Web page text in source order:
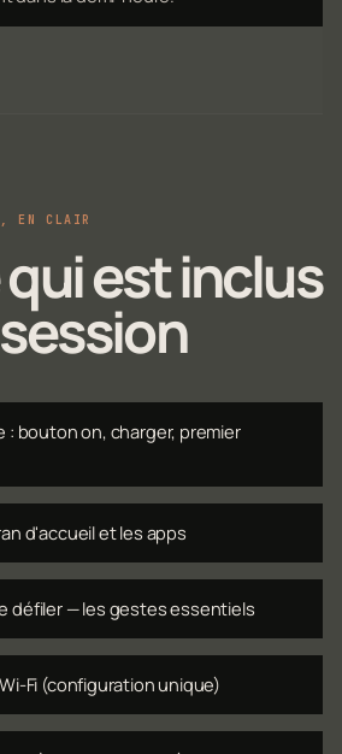
EN CLAIR
est inclus
: bouton on, charger, premier
d'accueil et les apps
défiler — les gestes essentiels
Fi (configuration unique)